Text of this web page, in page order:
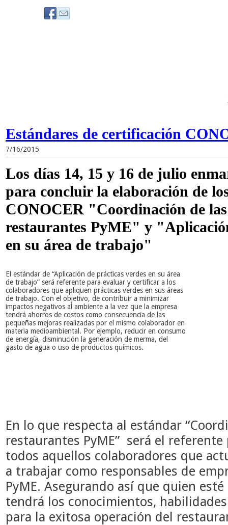
Estándares de certificación
7/16/2015
Los días 14, 15 y 16 de julio
para concluir la elaboración de
CONOCER "Coordinación de las
restaurantes PyME" y
en su área de trabajo"
El estándar de “Aplicación de prácticas verdes en su área
de trabajo” será referente para evaluar y certificar a los
colaboradores que apliquen prácticas verdes en sus áreas
de trabajo. Con el objetivo, de contribuir a minimizar
impactos negativos al ambiente a la vez que la empresa
tendrá ahorros de costos como consecuencia de las
pequeñas mejoras realizadas por el mismo colaborador en
materia medioambiental. Por ejemplo, reducir en consumo
de energía, disminución la generación de merma, del
gasto de agua o uso de productos químicos.
En lo que respecta al estándar
restaurantes PyME” será el
todos aquellos colaboradores que
a trabajar como responsables de
PyME. Asegurando así que quien
tendrá los conocimientos,
para la exitosa operación del